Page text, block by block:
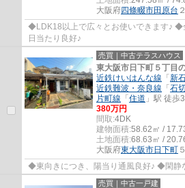
大阪府四條畷市田原台
◆LDK18以上で広々とお使いできます♪
日当たり良好♪
売買｜中古テラスハウス
東大阪市日下町５丁目
近鉄けいはんな線 「新
近鉄難波・奈良線 「石切
片町線 「住道 」駅 徒歩
380万円
間取:4DK
建物面積:58.62㎡ /
土地面積:68.63㎡ /
大阪府東大阪市日下町
◆東向きにつき、陽当り通風良好♪ ◆閑静
売買｜中古一戸建